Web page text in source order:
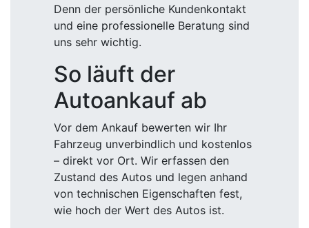
Denn der persönliche Kundenkontakt
und eine professionelle Beratung sind
uns sehr wichtig.
So läuft der
Autoankauf ab
Vor dem Ankauf bewerten wir Ihr
Fahrzeug unverbindlich und kostenlos
– direkt vor Ort. Wir erfassen den
Zustand des Autos und legen anhand
von technischen Eigenschaften fest,
wie hoch der Wert des Autos ist.